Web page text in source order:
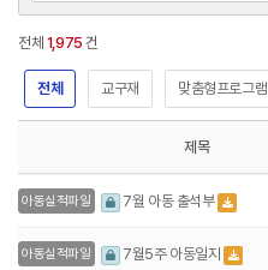
전체 1,975 건
전체 교구재 맞춤형프로그램
제목
아동실적파일 7월 아동 출석부
아동실적파일 7월5주 아동일지